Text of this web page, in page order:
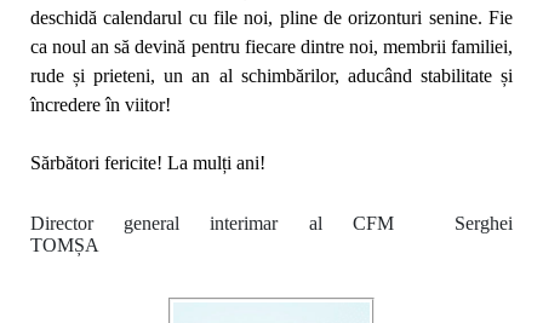
deschidă calendarul cu file noi, pline de orizonturi senine. Fie
ca noul an sădevină pentru fiecare dintre noi, membrii familiei,
rude și prieteni,un an al schimbărilor, aducând stabilitate și
încredere în viitor!
Sărbători fericite! La mulți ani!
Director general interimar al CFM Serghei
TOMȘA